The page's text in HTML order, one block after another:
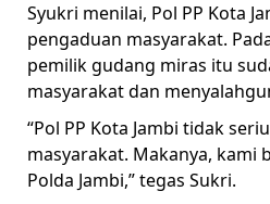
Syukri menilai, Pol PP Kota
pengaduan masyarakat.
pemilik gudang miras itu
masyarakat dan
“Pol PP Kota Jambi tidak
masyarakat. Makanya, kami
Polda Jambi,” tegas Sukri.